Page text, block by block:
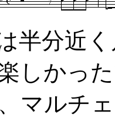
半分近
しかっ
マルチ